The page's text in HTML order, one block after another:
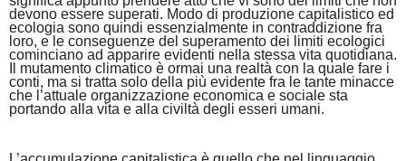
devono essere superati. Modo di produzione capitalistico ed
ecologia sono quindi essenzialmente in contraddizione fra
loro, e le conseguenze del superamento dei limiti ecologici
cominciano ad apparire evidenti nella stessa vita quotidiana.
Il mutamento climatico è ormai una realtà con la quale fare i
conti, ma si tratta solo della più evidente fra le tante minacce
che l’attuale organizzazione economica e sociale sta
portando alla vita e alla civiltà degli esseri umani.